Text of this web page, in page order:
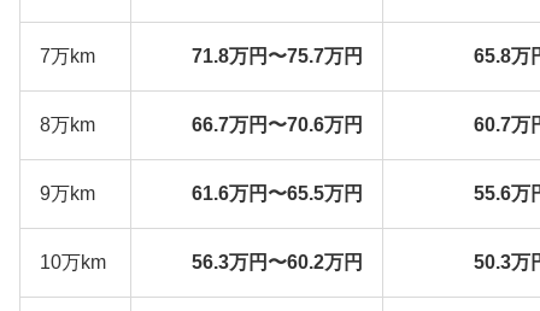
7万km 71.8万円〜75.7万円 65.8万
8万km 66.7万円〜70.6万円 60.7万
9万km 61.6万円〜65.5万円 55.6万
10万km 56.3万円〜60.2万円 50.3万